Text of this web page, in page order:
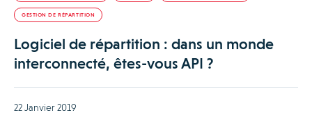
GESTION DE RÉPARTITION
Logiciel de répartition : dans un monde
interconnecté, êtes-vous API ?
22 Janvier 2019